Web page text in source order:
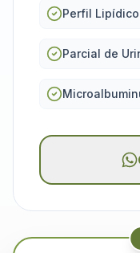
Perfil Lipídico
Parcial de